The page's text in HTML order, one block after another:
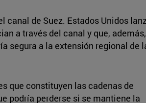
canal de Suez. Estados Unidos
a través del canal y que,
segura a la extensión regional de
que constituyen las cadenas de
podría perderse si se mantiene la